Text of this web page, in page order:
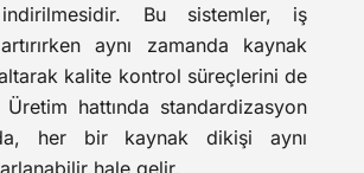
Bu sistemler, iş
aynı zamanda kaynak
kalite kontrol süreçlerini de
Üretim hattında standardizasyon
her bir kaynak dikişi aynı
hale gelir.